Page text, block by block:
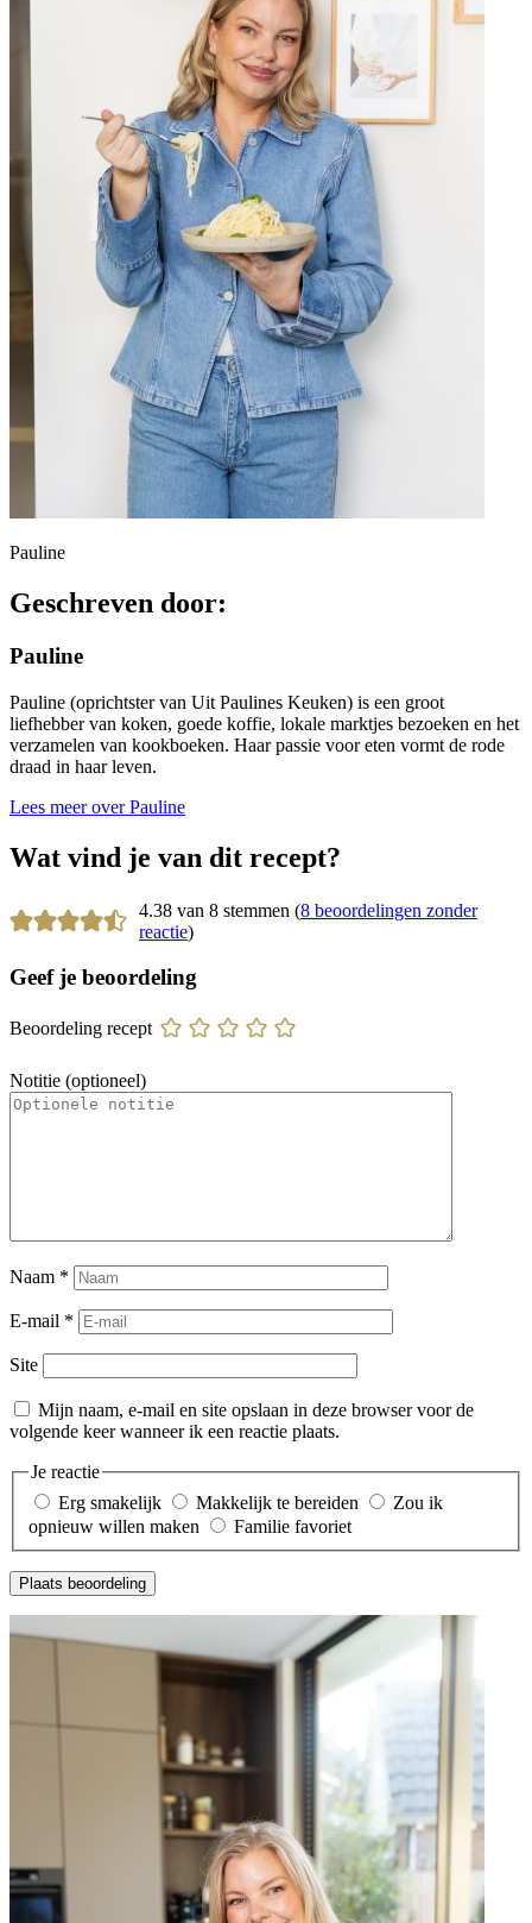
Pauline
Geschreven door:
Pauline
Pauline (oprichtster van Uit Paulines Keuken) is een groot
liefhebber van koken, goede koffie, lokale marktjes bezoeken en het
verzamelen van kookboeken. Haar passie voor eten vormt de rode
draad in haar leven.
Lees meer over Pauline
Wat vind je van dit recept?
4.38 van 8 stemmen (8 beoordelingen zonder
reactie)
Geef je beoordeling
Beoordeling recept
Notitie (optioneel)
Naam *
E-mail *
Site
Mijn naam, e-mail en site opslaan in deze browser voor de
volgende keer wanneer ik een reactie plaats.
Je reactie
Erg smakelijk
Makkelijk te bereiden
Zou ik
opnieuw willen maken
Familie favoriet
Plaats beoordeling